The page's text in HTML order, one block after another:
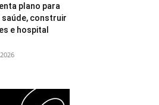
plano para
construir
e hospital